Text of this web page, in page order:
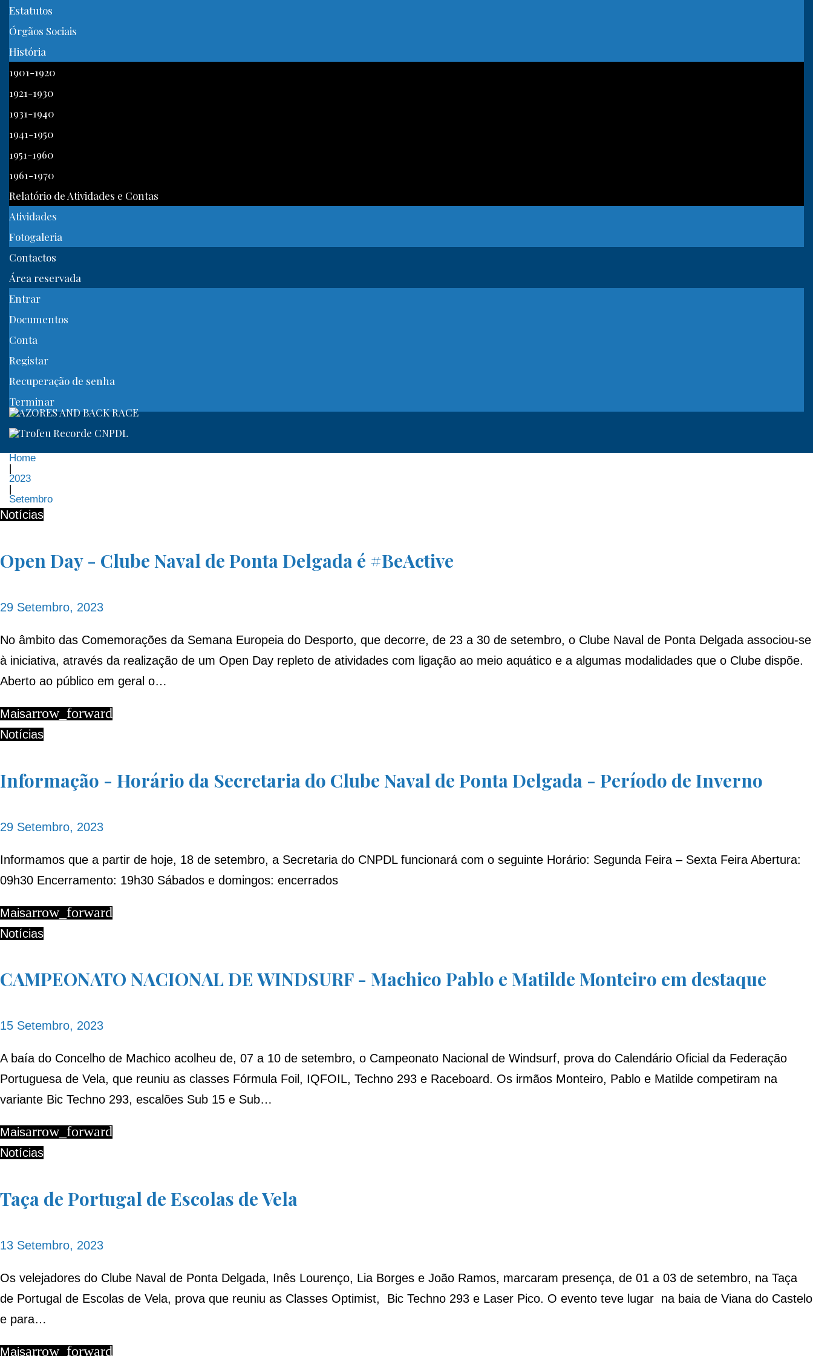
Estatutos
Órgãos Sociais
História
1901-1920
1921-1930
1931-1940
1941-1950
1951-1960
1961-1970
Relatório de Atividades e Contas
Atividades
Fotogaleria
Contactos
Área reservada
Entrar
Documentos
Conta
Registar
Recuperação de senha
Terminar
Home
|
2023
|
Setembro
Mês:
Setembro
2023
Notícias
Open Day - Clube Naval de Ponta Delgada é #BeActive
29 Setembro, 2023
No âmbito das Comemorações da Semana Europeia do Desporto, que decorre, de 23 a 30 de setembro, o Clube Naval de Ponta Delgada associou-se
à iniciativa, através da realização de um Open Day repleto de atividades com ligação ao meio aquático e a algumas modalidades que o Clube dispõe.
Aberto ao público em geral o…
Maisarrow_forward
Notícias
Informação - Horário da Secretaria do Clube Naval de Ponta Delgada - Período de Inverno
29 Setembro, 2023
Informamos que a partir de hoje, 18 de setembro, a Secretaria do CNPDL funcionará com o seguinte Horário: Segunda Feira – Sexta Feira Abertura:
09h30 Encerramento: 19h30 Sábados e domingos: encerrados
Maisarrow_forward
Notícias
CAMPEONATO NACIONAL DE WINDSURF - Machico Pablo e Matilde Monteiro em destaque
15 Setembro, 2023
A baía do Concelho de Machico acolheu de, 07 a 10 de setembro, o Campeonato Nacional de Windsurf, prova do Calendário Oficial da Federação
Portuguesa de Vela, que reuniu as classes Fórmula Foil, IQFOIL, Techno 293 e Raceboard. Os irmãos Monteiro, Pablo e Matilde competiram na
variante Bic Techno 293, escalões Sub 15 e Sub…
Maisarrow_forward
Notícias
Taça de Portugal de Escolas de Vela
13 Setembro, 2023
Os velejadores do Clube Naval de Ponta Delgada, Inês Lourenço, Lia Borges e João Ramos, marcaram presença, de 01 a 03 de setembro, na Taça
de Portugal de Escolas de Vela, prova que reuniu as Classes Optimist, Bic Techno 293 e Laser Pico. O evento teve lugar na baia de Viana do Castelo
e para…
Maisarrow_forward